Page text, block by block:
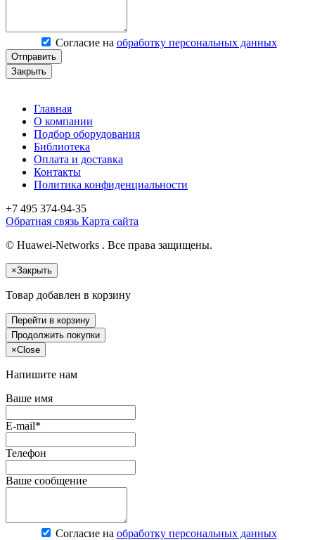
Согласие на обработку персональных данных
Отправить
Закрыть
Главная
О компании
Подбор оборудования
Библиотека
Оплата и доставка
Контакты
Политика конфиденциальности
+7 495 374-94-35
Обратная связь Карта сайта
© Huawei-Networks . Все права защищены.
×Закрыть
Товар добавлен в корзину
Перейти в корзину
Продолжить покупки
×Close
Напишите нам
Ваше имя
E-mail*
Телефон
Ваше сообщение
Согласие на обработку персональных данных